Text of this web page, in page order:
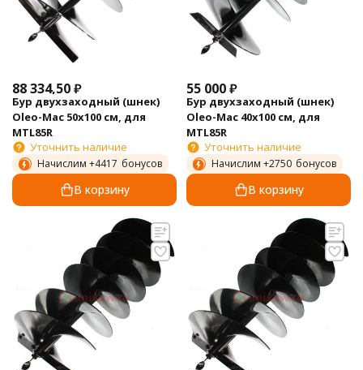
88 334,50₽
Бур двухзаходный (шнек)
Oleo-Mac 50х100 см, для
MTL85R
Уточнить наличие
Начислим +4417 бонусов
В корзину
55 000₽
Бур двухзаходный (шнек)
Oleo-Mac 40х100 см, для
MTL85R
Уточнить наличие
Начислим +2750 бонусов
В корзину